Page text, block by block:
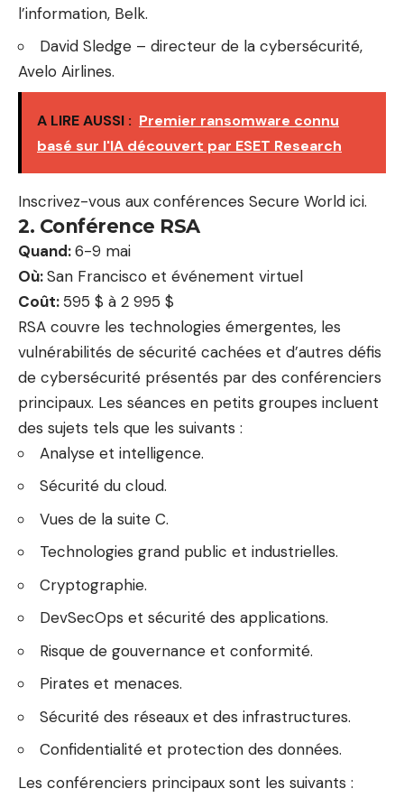
l’information, Belk.
David Sledge – directeur de la cybersécurité,
Avelo Airlines.
A LIRE AUSSI : Premier ransomware connu
basé sur l'IA découvert par ESET Research
Inscrivez-vous aux conférences Secure World ici.
2. Conférence RSA
Quand:6-9 mai
Où:San Francisco et événement virtuel
Coût:595 $ à 2 995 $
RSA couvre les technologies émergentes, les
vulnérabilités de sécurité cachées et d’autres défis
de cybersécurité présentés par des conférenciers
principaux. Les séances en petits groupes incluent
des sujets tels que les suivants :
Analyse et intelligence.
Sécurité du cloud.
Vues de la suite C.
Technologies grand public et industrielles.
Cryptographie.
DevSecOps et sécurité des applications.
Risque de gouvernance et conformité.
Pirates et menaces.
Sécurité des réseaux et des infrastructures.
Confidentialité et protection des données.
Les conférenciers principaux sont les suivants :